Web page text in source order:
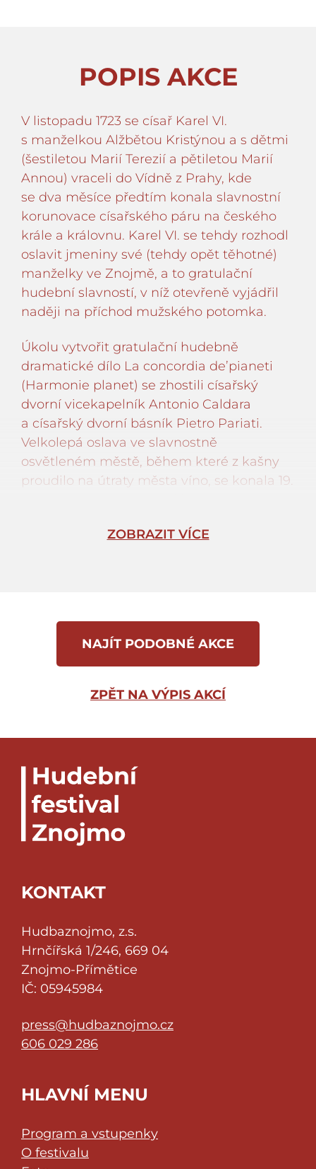
POPIS AKCE
V listopadu 1723 se císař Karel VI.
s manželkou Alžbětou Kristýnou a s dětmi
(šestiletou Marií Terezií a pětiletou Marií
Annou) vraceli do Vídně z Prahy, kde
se dva měsíce předtím konala slavnostní
korunovace císařského páru na českého
krále a královnu. Karel VI. se tehdy rozhodl
oslavit jmeniny své (tehdy opět těhotné)
manželky ve Znojmě, a to gratulační
hudební slavností, v níž otevřeně vyjádřil
naději na příchod mužského potomka.
Úkolu vytvořit gratulační hudebně
dramatické dílo La concordia de’pianeti
(Harmonie planet) se zhostili císařský
dvorní vicekapelník Antonio Caldara
a císařský dvorní básník Pietro Pariati.
Velkolepá oslava ve slavnostně
osvětleném městě, během které z kašny
proudilo na útraty města víno, se konala 19.
náměstí pod širým nebem. Císařskou
město. Dodejme, že poslední potomek
Karla VI. se narodil v dubnu 1724 – a byla
to opět dcera, Marie Amálie.
ZOBRAZIT VÍCE
NAJÍT PODOBNÉ AKCE
ZPĚT NA VÝPIS AKCÍ
KONTAKT
Hudbaznojmo, z.s.
Hrnčířská 1/246, 669 04
Znojmo-Přímětice
IČ: 05945984
press@hudbaznojmo.cz
606 029 286
HLAVNÍ MENU
Program a vstupenky
O festivalu